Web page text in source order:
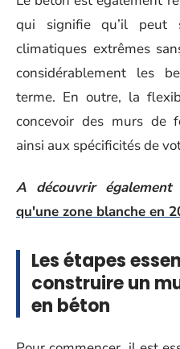
qui signifie qu’il peut
climatiques extrêmes
considérablement les
terme. En outre, la
concevoir des murs de
ainsi aux spécificités de
A découvrir également
qu'une zone blanche en
Les étapes
construire un
en béton